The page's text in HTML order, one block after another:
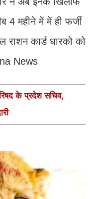
4 महीने में में ही फर्जी
राशन कार्ड धारको को
News
के प्रदेश सचिव,